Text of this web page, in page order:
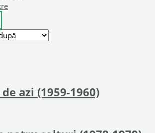
azi (1959-1960)